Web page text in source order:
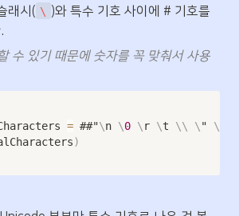
래시( \ )와 특수 기호 사이에 # 기호를
수 있기 때문에 숫자를 꼭 맞춰서 사용
= ##"\n \0 \ r \t \\ \ " \
)